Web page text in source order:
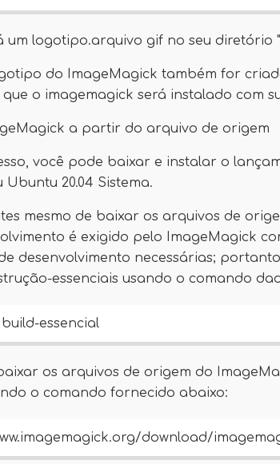
um logotipo.arquivo gif no seu diretório
do ImageMagick também for
que o imagemagick será instalado com
a partir do arquivo de origem
você pode baixar e instalar o
20.04 Sistema.
mesmo de baixar os arquivos de
é exigido pelo ImageMagick
desenvolvimento necessárias;
essenciais usando o comando
essencial
os arquivos de origem do
o comando fornecido abaixo:
download/